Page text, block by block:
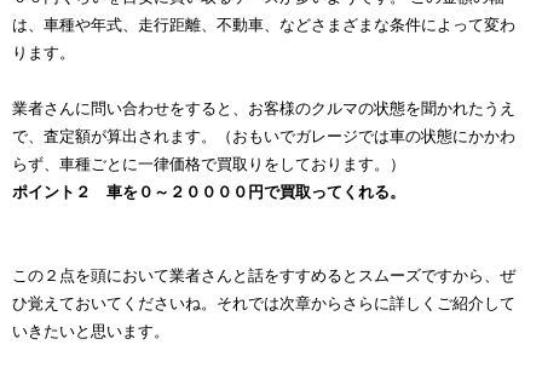
は、車種や年式、走行距離、不動車、などさまざまな条件によって変わ
ります。
業者さんに問い合わせをすると、お客様のクルマの状態を聞かれたうえ
で、査定額が算出されます。（おもいでガレージでは車の状態にかかわ
らず、車種ごとに一律価格で買取りをしております。）
ポイント２ 車を０～２００００円で買取ってくれる。
この２点を頭において業者さんと話をすすめるとスムーズですから、ぜ
ひ覚えておいてくださいね。それでは次章からさらに詳しくご紹介して
いきたいと思います。